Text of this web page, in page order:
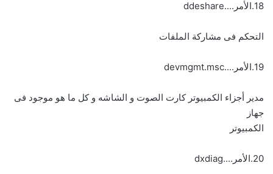
18.الأمر....ddeshare
التحكم فى مشاركة الملفات
19.الأمر....devmgmt.msc
مدير أجزاء الكمبيوتر كارت الصوت و الشاشه و كل ما هو موجود فى
جهاز
الكمبيوتر
20.الأمر....dxdiag